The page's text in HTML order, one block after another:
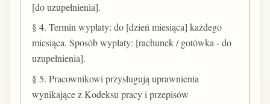
[do uzupełnienia].
§ 4. Termin wypłaty: do [dzień miesiąca] każdego
miesiąca. Sposób wypłaty: [rachunek / gotówka - do
uzupełnienia].
§ 5. Pracownikowi przysługują uprawnienia
wynikające z Kodeksu pracy i przepisów